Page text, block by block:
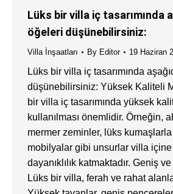
Lüks bir villa iç tasarımında
öğeleri düşünebilirsiniz:
Villa İnşaatları By Editor 19 Haziran
Lüks bir villa iç tasarımında
düşünebilirsiniz: Yüksek Kaliteli
bir villa iç tasarımında yüksek
kullanılması önemlidir. Örneğin,
mermer zeminler, lüks kumaşlarla
mobilyalar gibi unsurlar villa içine
dayanıklılık katmaktadır. Geniş
Lüks bir villa, ferah ve rahat